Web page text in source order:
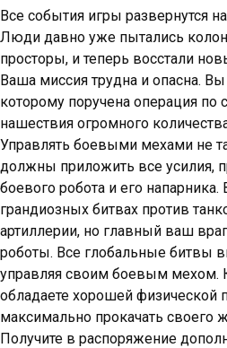
Все события игры развернутся
Люди давно уже пытались
просторы, и теперь восстали
Ваша миссия трудна и опасна.
которому поручена операция по
нашествия огромного
Управлять боевыми мехами не
должны приложить все усилия,
боевого робота и его
грандиозных битвах против
артиллерии, но главный ваш
роботы. Все глобальные битвы
управляя своим боевым мехом.
обладаете хорошей
максимально прокачать своего
Получите в распоряжение